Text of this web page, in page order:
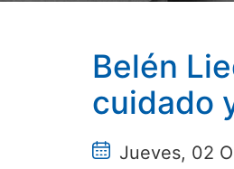
Belén
cuidado
Jueves, 02